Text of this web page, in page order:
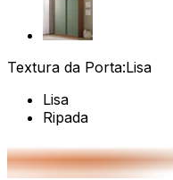
Textura da Porta:Lisa
Lisa
Ripada